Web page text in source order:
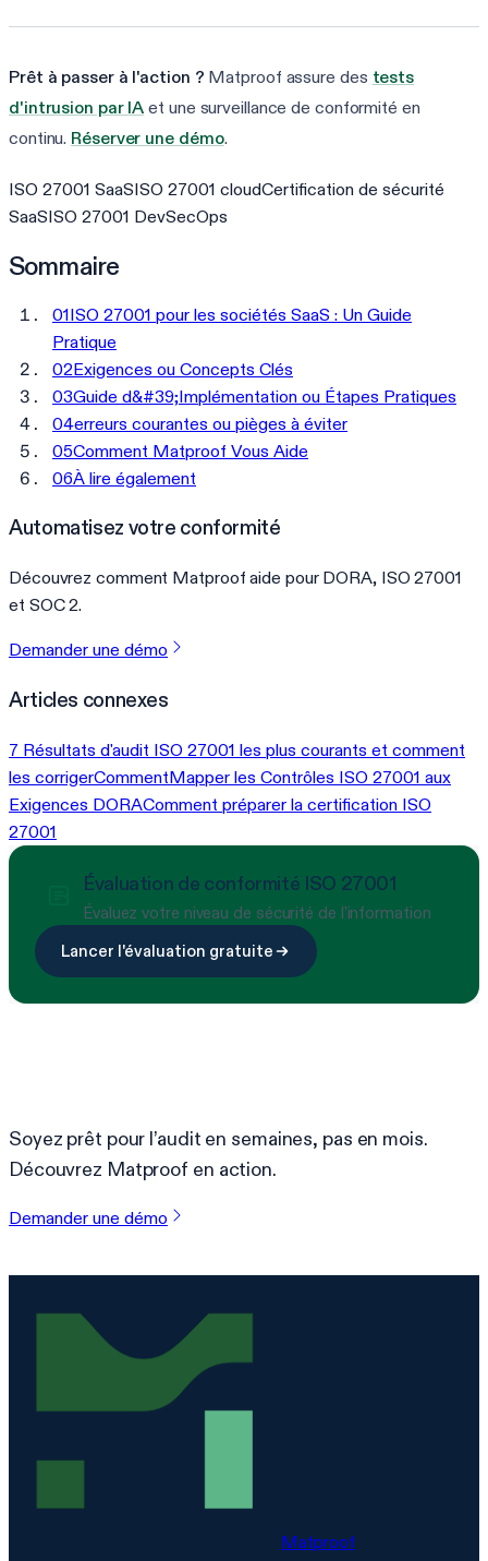
Prêt à passer à l'action ? Matproof assure des tests
d'intrusion par IA et une surveillance de conformité en
continu. Réserver une démo.
ISO 27001 SaaSISO 27001 cloudCertification de sécurité
SaaSISO 27001 DevSecOps
Sommaire
01ISO 27001 pour les sociétés SaaS : Un Guide
Pratique
02Exigences ou Concepts Clés
03Guide d&#39;Implémentation ou Étapes Pratiques
04erreurs courantes ou pièges à éviter
05Comment Matproof Vous Aide
06À lire également
Automatisez votre conformité
Découvrez comment Matproof aide pour DORA, ISO 27001
et SOC 2.
Demander une démo
Articles connexes
7 Résultats d'audit ISO 27001 les plus courants et comment
les corrigerCommentMapper les Contrôles ISO 27001 aux
Exigences DORAComment préparer la certification ISO
27001
Évaluation de conformité ISO 27001
Évaluez votre niveau de sécurité de l'information
Lancer l'évaluation gratuite
Soyez prêt pour l’audit en semaines, pas en mois.
Découvrez Matproof en action.
Demander une démo
Matproof